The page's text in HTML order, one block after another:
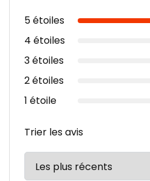
5 étoiles
4 étoiles
3 étoiles
2 étoiles
1 étoile
Trier les avis